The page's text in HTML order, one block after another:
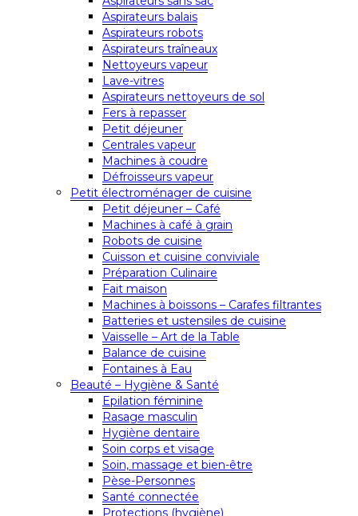
Aspirateurs balais
Aspirateurs robots
Aspirateurs traîneaux
Nettoyeurs vapeur
Lave-vitres
Aspirateurs nettoyeurs de sol
Fers à repasser
Petit déjeuner
Centrales vapeur
Machines à coudre
Défroisseurs vapeur
Petit électroménager de cuisine
Petit déjeuner – Café
Machines à café à grain
Robots de cuisine
Cuisson et cuisine conviviale
Préparation Culinaire
Fait maison
Machines à boissons – Carafes filtrantes
Batteries et ustensiles de cuisine
Vaisselle – Art de la Table
Balance de cuisine
Fontaines à Eau
Beauté – Hygiène & Santé
Epilation féminine
Rasage masculin
Hygiène dentaire
Soin corps et visage
Soin, massage et bien-être
Pèse-Personnes
Santé connectée
Protections (hygiène)